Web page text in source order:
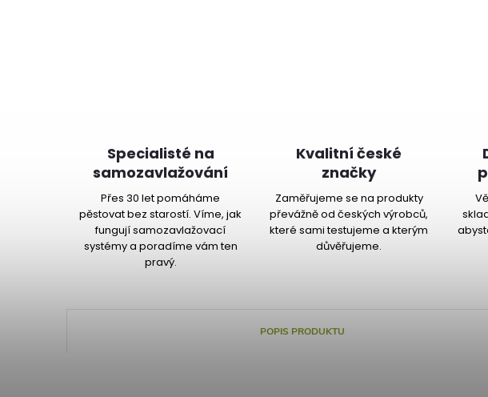
Specialisté na
samozavlažování
Přes 30 let pomáháme
pěstovat bez starostí. Víme, jak
fungují samozavlažovací
systémy a poradíme vám ten
pravý.
Kvalitní české
značky
Zaměřujeme se na produkty
převážně od českých výrobců,
které sami testujeme a kterým
důvěřujeme.
POPIS PRODUKTU